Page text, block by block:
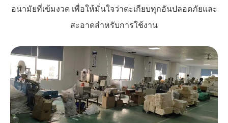
อนามัยที่เข้มงวด เพื่อให้มั่นใจว่าตะเกียบทุกอันปลอดภัยและ
สะอาดสำหรับการใช้งาน